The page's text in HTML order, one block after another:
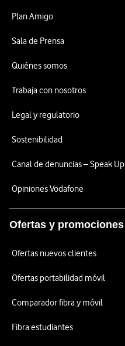
Plan Amigo
Sala de Prensa
Quiénes somos
Trabaja con nosotros
Legal y regulatorio
Sostenibilidad
Canal de denuncias – Speak Up
Opiniones Vodafone
Ofertas y promociones
Ofertas nuevos clientes
Ofertas portabilidad móvil
Comparador fibra y móvil
Fibra estudiantes